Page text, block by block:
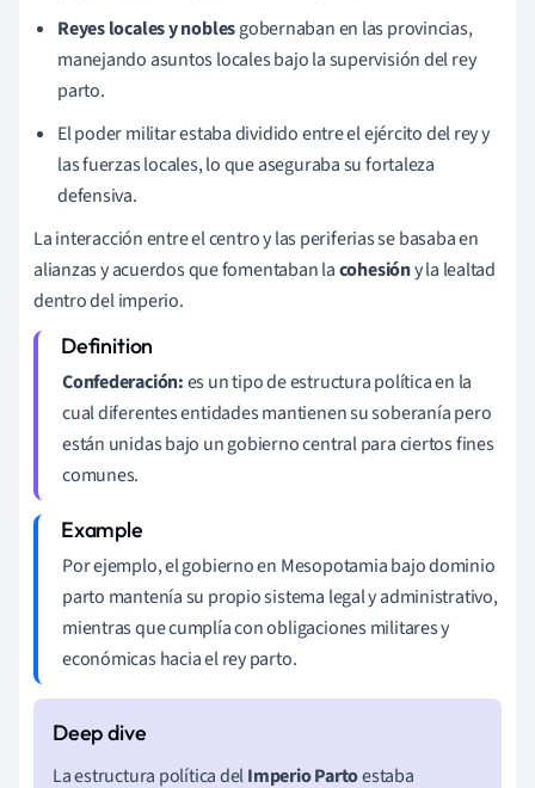
Reyes locales y noblesgobernaban en las provincias,
manejando asuntos locales bajo la supervisión del rey
parto.
El poder militar estaba dividido entre el ejército del rey y
las fuerzas locales, lo que aseguraba su fortaleza
defensiva.
La interacción entre el centro y las periferias se basaba en
alianzas y acuerdos que fomentaban lacohesióny la lealtad
dentro del imperio.
Confederación:es un tipo de estructura política en la
cual diferentes entidades mantienen su soberanía pero
están unidas bajo un gobierno central para ciertos fines
comunes.
Por ejemplo, el gobierno en Mesopotamia bajo dominio
parto mantenía su propio sistema legal y administrativo,
mientras que cumplía con obligaciones militares y
económicas hacia el rey parto.
La estructura política delImperio Partoestaba